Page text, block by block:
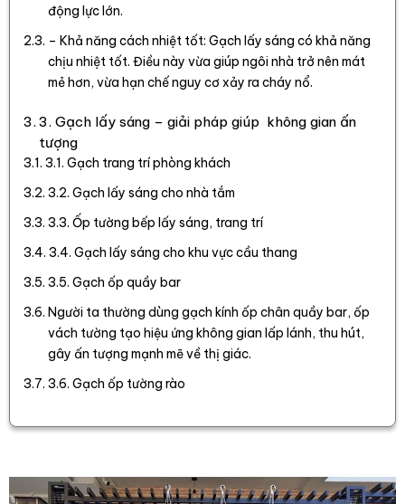
động lực lớn.
– Khả năng cách nhiệt tốt: Gạch lấy sáng có khả năng
chịu nhiệt tốt. Điều này vừa giúp ngôi nhà trở nên mát
mẻ hơn, vừa hạn chế nguy cơ xảy ra cháy nổ.
3. Gạch lấy sáng – giải pháp giúp không gian ấn
tượng
3.1. Gạch trang trí phòng khách
3.2. Gạch lấy sáng cho nhà tắm
3.3. Ốp tường bếp lấy sáng, trang trí
3.4. Gạch lấy sáng cho khu vực cầu thang
3.5. Gạch ốp quầy bar
Người ta thường dùng gạch kính ốp chân quầy bar, ốp
vách tường tạo hiệu ứng không gian lấp lánh, thu hút,
gây ấn tượng mạnh mẽ về thị giác.
3.6. Gạch ốp tường rào